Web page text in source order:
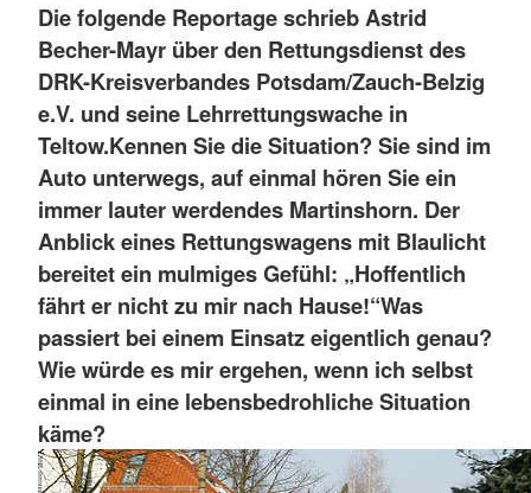
Die folgende Reportage schrieb Astrid
Becher-Mayr über den Rettungsdienst des
DRK-Kreisverbandes Potsdam/Zauch-Belzig
e.V. und seine Lehrrettungswache in
Teltow.Kennen Sie die Situation? Sie sind im
Auto unterwegs, auf einmal hören Sie ein
immer lauter werdendes Martinshorn. Der
Anblick eines Rettungswagens mit Blaulicht
bereitet ein mulmiges Gefühl: „Hoffentlich
fährt er nicht zu mir nach Hause!“Was
passiert bei einem Einsatz eigentlich genau?
Wie würde es mir ergehen, wenn ich selbst
einmal in eine lebensbedrohliche Situation
käme?